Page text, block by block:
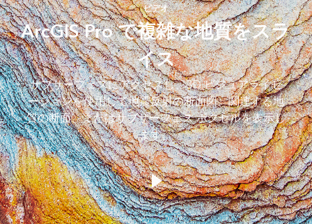
ビデオ
ArcGIS Pro で複雑な地質をスラ
イス
サブサーフェスにアクセスし、3D ビジュアライゼ
ーションを使用して地震反射の断面図、関連する地
質の断面、またはサブサーフェス ボクセルを表示し
ます。